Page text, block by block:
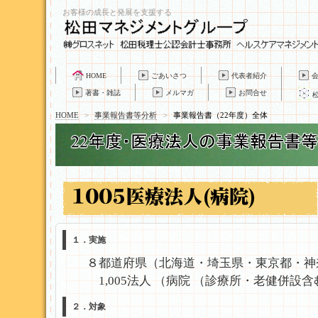
お客様の成長と発展を支援する
HOME ごあいさつ 代表者紹介
著書・雑誌 メルマガ お問合せ
HOME > 事業報告書等分析 > 事業報告書（22年度）全体
１．実施
８都道府県（北海道・埼玉県・東京都・
1,005法人 （病院 （診療所・老健併設含
２．対象